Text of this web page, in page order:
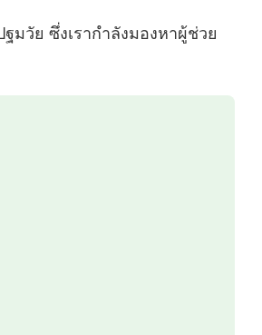
วัย ซึ่งเรากำลังมองหาผู้ช่วย